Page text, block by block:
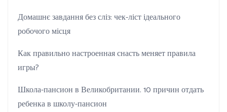
Домашнє завдання без сліз: чек-ліст ідеального
робочого місця
Как правильно настроенная снасть меняет правила
игры?
Школа-пансион в Великобритании. 10 причин отдать
ребенка в школу-пансион